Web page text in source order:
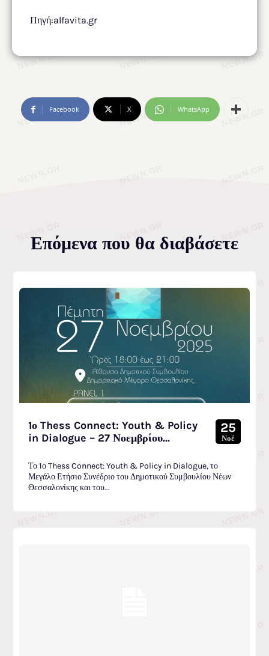
Πηγή:alfavita.gr
Facebook X WhatsApp
Επόμενα που θα διαβάσετε
1ο Thess Connect: Youth & Policy
in Dialogue – 27 Νοεμβρίου...
25
Νοέ
Το 1ο Thess Connect: Youth & Policy in Dialogue, το
Μεγάλο Ετήσιο Συνέδριο του Δημοτικού Συμβουλίου Νέων
Θεσσαλονίκης και του...